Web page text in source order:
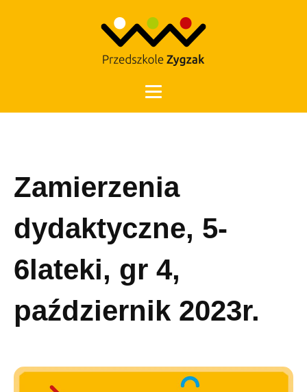
Zamierzenia
dydaktyczne, 5-
6lateki, gr 4,
październik 2023r.